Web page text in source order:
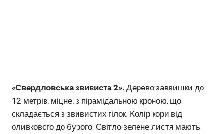
«Свердловська звивиста 2». Дерево заввишки до
12 метрів, міцне, з пірамідальною кроною, що
складається з звивистих гілок. Колір кори від
оливкового до бурого. Світло-зелене листя мають